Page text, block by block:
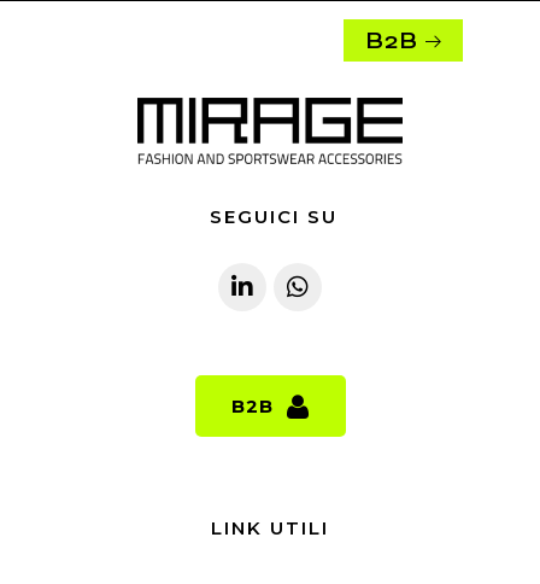
B2B
SEGUICI SU
B2B
B2B
LINK UTILI